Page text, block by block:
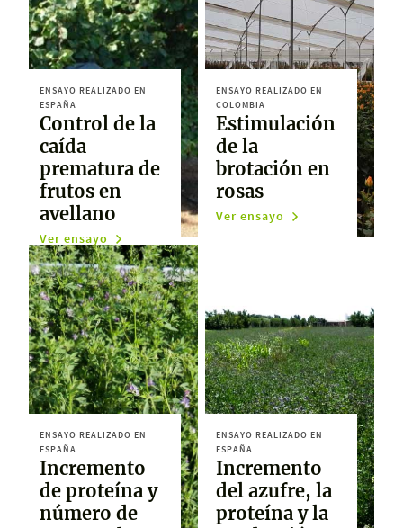
ENSAYO REALIZADO EN
ESPAÑA
Control de la
caída
prematura de
frutos en
avellano
Ver ensayo
ENSAYO REALIZADO EN
COLOMBIA
Estimulación
de la
brotación en
rosas
Ver ensayo
ENSAYO REALIZADO EN
ESPAÑA
Incremento
de proteína y
número de
ENSAYO REALIZADO EN
ESPAÑA
Incremento
del azufre, la
proteína y la